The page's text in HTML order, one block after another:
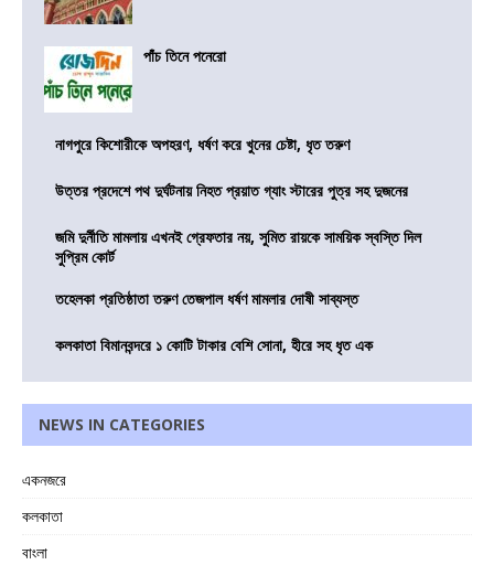
পাঁচ তিনে পনেরো
নাগপুরে কিশোরীকে অপহরণ, ধর্ষণ করে খুনের চেষ্টা, ধৃত তরুণ
উত্তর প্রদেশে পথ দুর্ঘটনায় নিহত প্রয়াত গ্যাং স্টারের পুত্র সহ দুজনের
জমি দুর্নীতি মামলায় এখনই গ্রেফতার নয়, সুমিত রায়কে সাময়িক স্বস্তি দিল
সুপ্রিম কোর্ট
তহেলকা প্রতিষ্ঠাতা তরুণ তেজপাল ধর্ষণ মামলার দোষী সাব্যস্ত
কলকাতা বিমানবন্দরে ১ কোটি টাকার বেশি সোনা, হীরে সহ ধৃত এক
NEWS IN CATEGORIES
একনজরে
কলকাতা
বাংলা